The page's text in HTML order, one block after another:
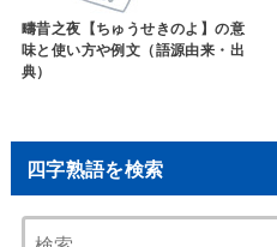
疇昔之夜【ちゅうせきのよ】の意
味と使い方や例文（語源由来・出
典）
四字熟語を検索